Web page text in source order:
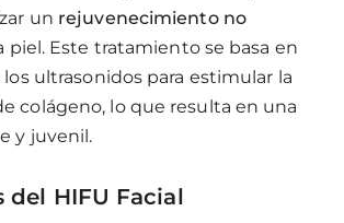
un rejuvenecimiento no
piel. Este tratamiento se basa en
ultrasonidos para estimular la
colágeno, lo que resulta en una
y juvenil.
del HIFU Facial